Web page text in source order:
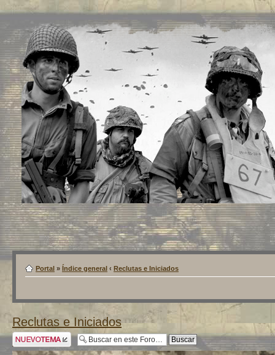
Portal » Índice general ‹ Reclutas e Iniciados
Reclutas e Iniciados
Publicar un nuevo
tema